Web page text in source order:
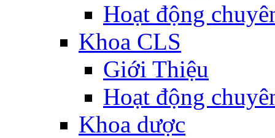
Hoạt động
Khoa CLS
Giới Thiệu
Hoạt động
Khoa dược